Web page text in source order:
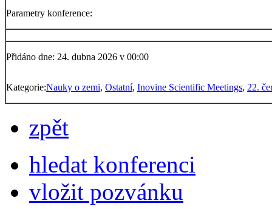
Parametry konference:
Přidáno dne: 24. dubna 2026 v 00:00
Kategorie:Nauky o zemi, Ostatní, Inovine Scientific Meetings, 22.
zpět
hledat konferenci
vložit pozvánku